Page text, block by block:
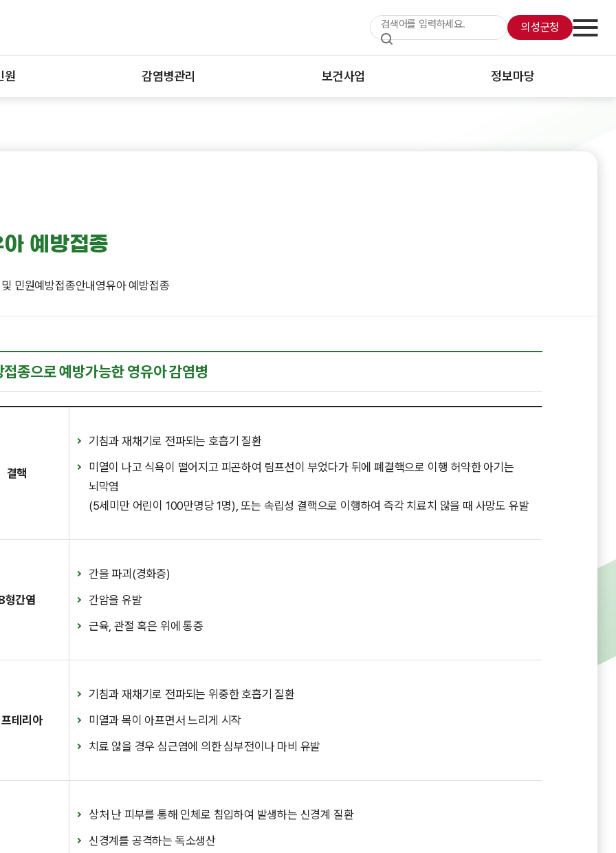
의성군청
원 감염병관리 보건사업 정보마당
예방접종
민원예방접종안내 영유아 예방접종
접종으로 예방가능한 영유아 감염병
결핵
기침과 재채기로 전파되는 호흡기 질환
미열이 나고 식욕이 떨어지고 피곤하여 림프선이 부었다가 뒤에 폐결핵으로 이행 허약한 아기는
뇌막염
(5세미만 어린이 100만명당 1명), 또는 속립성 결핵으로 이행하여 즉각 치료치 않을 때 사망도 유발
형간염
간을 파괴(경화증)
간암을 유발
근육, 관절 혹은 위에 통증
테리아
기침과 재채기로 전파되는 위중한 호흡기 질환
미열과 목이 아프면서 느리게 시작
치료 않을 경우 심근염에 의한 심부전이나 마비 유발
상처 난 피부를 통해 인체로 침입하여 발생하는 신경계 질환
신경계를 공격하는 독소생산